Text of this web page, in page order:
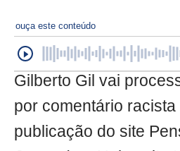
ouça este conteúdo
Gilberto Gil vai
por comentário
publicação do site